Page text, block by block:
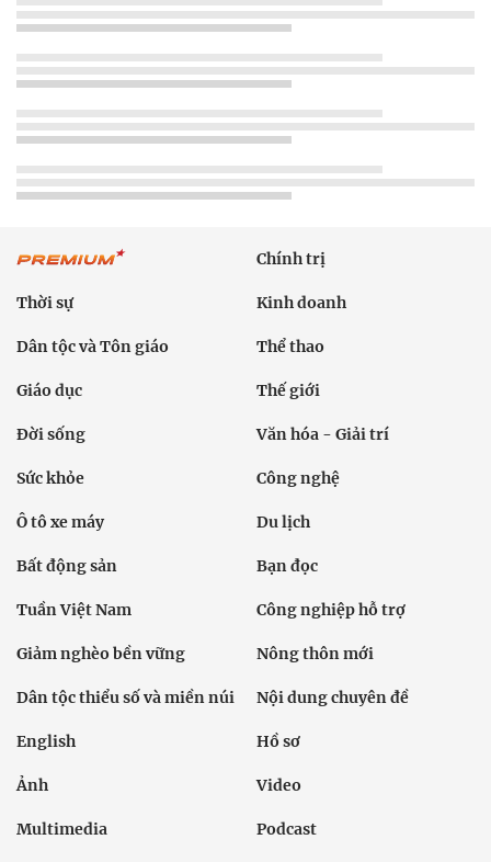
Chính trị
Thời sự Kinh doanh
Dân tộc và Tôn giáo Thể thao
Giáo dục Thế giới
Đời sống Văn hóa - Giải trí
Sức khỏe Công nghệ
Ô tô xe máy Du lịch
Bất động sản Bạn đọc
Tuần Việt Nam Công nghiệp hỗ trợ
Giảm nghèo bền vững Nông thôn mới
Dân tộc thiểu số và miền núi Nội dung chuyên đề
English Hồ sơ
Ảnh Video
Multimedia Podcast